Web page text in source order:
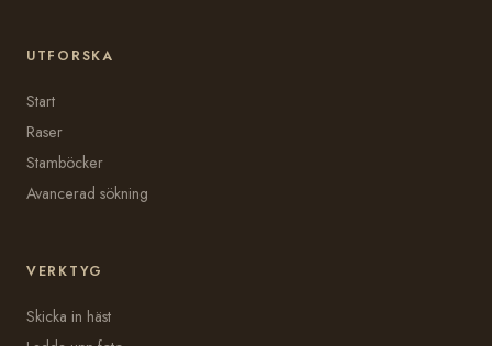
UTFORSKA
Start
Raser
Stamböcker
Avancerad sökning
VERKTYG
Skicka in häst